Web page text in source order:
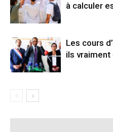
à calculer
Les cours
ils